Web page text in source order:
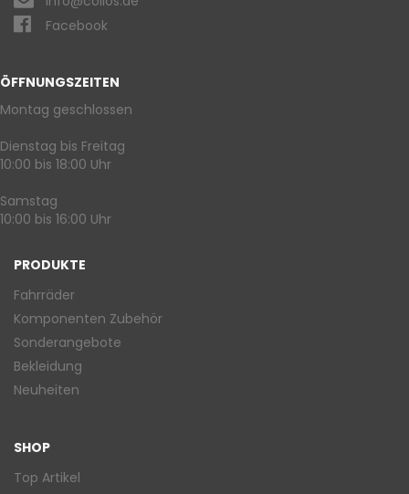
Facebook
ÖFFNUNGSZEITEN
Montag geschlossen
Dienstag bis Freitag
10:00 bis 18:00 Uhr
Samstag
10:00 bis 16:00 Uhr
PRODUKTE
Fahrräder
Komponenten Zubehör
Sonderangebote
Bekleidung
Neuheiten
SHOP
Top Artikel